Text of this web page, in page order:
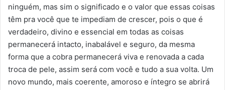
ninguém, mas sim o significado e o valor que essas coisas
têm pra você que te impediam de crescer, pois o que é
verdadeiro, divino e essencial em todas as coisas
permanecerá intacto, inabalável e seguro, da mesma
forma que a cobra permanecerá viva e renovada a cada
troca de pele, assim será com você e tudo a sua volta. Um
novo mundo, mais coerente, amoroso e íntegro se abrirá